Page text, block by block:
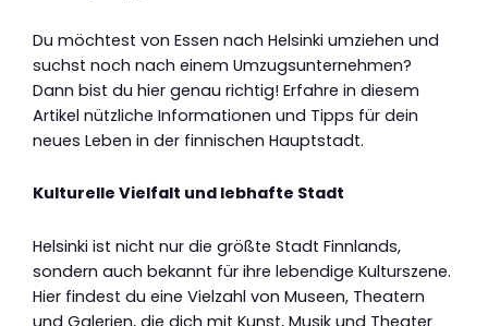
Du möchtest von Essen nach Helsinki umziehen und
suchst noch nach einem Umzugsunternehmen?
Dann bist du hier genau richtig! Erfahre in diesem
Artikel nützliche Informationen und Tipps für dein
neues Leben in der finnischen Hauptstadt.
Kulturelle Vielfalt und lebhafte Stadt
Helsinki ist nicht nur die größte Stadt Finnlands,
sondern auch bekannt für ihre lebendige Kulturszene.
Hier findest du eine Vielzahl von Museen, Theatern
und Galerien, die dich mit Kunst, Musik und Theater